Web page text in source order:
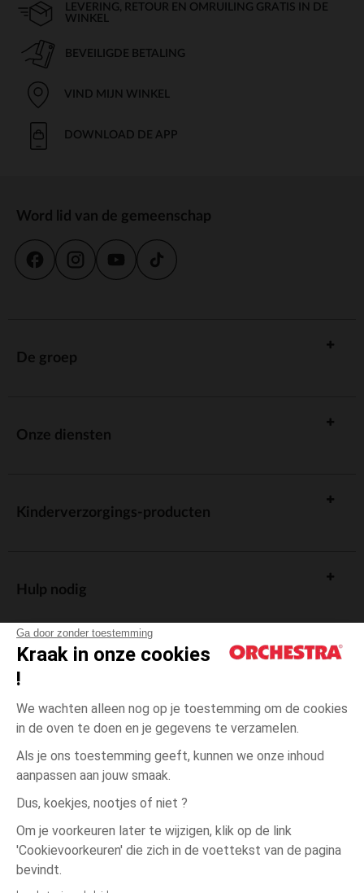
Ga door zonder toestemming
Kraak in onze cookies
!
We wachten alleen nog op je toestemming om de cookies
in de oven te doen en je gegevens te verzamelen.
Als je ons toestemming geeft, kunnen we onze inhoud
aanpassen aan jouw smaak.
Dus, koekjes, nootjes of niet ?
Om je voorkeuren later te wijzigen, klik op de link
'Cookievoorkeuren' die zich in de voettekst van de pagina
bevindt.
Meerkleurig Meerkleurig
één
LEVERING, RETOUR EN OMRUILING GRATIS IN DE
WINKEL
BEVEILIGDE BETALING
VIND MIJN WINKEL
DOWNLOAD DE APP
Word lid van de gemeenschap
De groep
Onze diensten
Kinderverzorgings-producten
Hulp nodig
Algemene verkoopsvoorwaarden
Wettelijke bepalingen
Persoonsgegevens